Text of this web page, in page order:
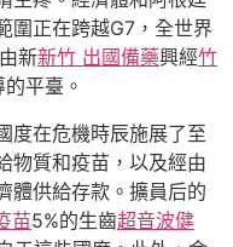
圍正在跨越G7，全世界
新新竹 出國備藥興經竹
的平臺。
度在危機時辰施展了至
物質和疫苗，以及經由
體供給存款。擴員后的
苗5%的生齒超音波健